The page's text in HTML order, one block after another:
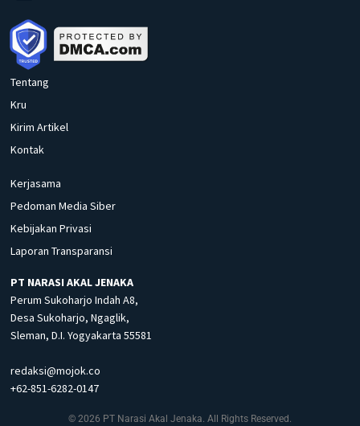
Tentang
Kru
Kirim Artikel
Kontak
Kerjasama
Pedoman Media Siber
Kebijakan Privasi
Laporan Transparansi
PT NARASI AKAL JENAKA
Perum Sukoharjo Indah A8,
Desa Sukoharjo, Ngaglik,
Sleman, D.I. Yogyakarta 55581
redaksi@mojok.co
+62-851-6282-0147
© 2026 PT Narasi Akal Jenaka. All Rights Reserved.